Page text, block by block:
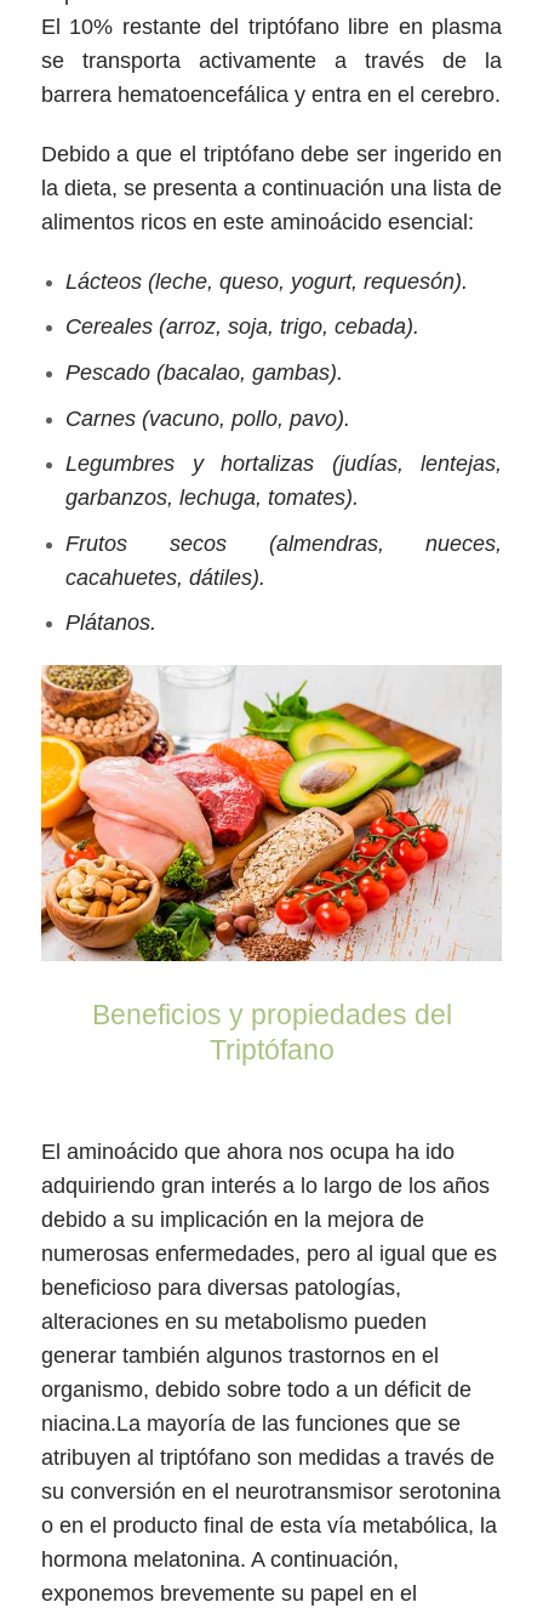
El 10% restante del triptófano libre en plasma
se transporta activamente a través de la
barrera hematoencefálica y entra en el cerebro.
Debido a que el triptófano debe ser ingerido en
la dieta, se presenta a continuación una lista de
alimentos ricos en este aminoácido esencial:
Lácteos (leche, queso, yogurt, requesón).
Cereales (arroz, soja, trigo, cebada).
Pescado (bacalao, gambas).
Carnes (vacuno, pollo, pavo).
Legumbres y hortalizas (judías, lentejas,
garbanzos, lechuga, tomates).
Frutos secos (almendras, nueces,
cacahuetes, dátiles).
Plátanos.
Beneficios y propiedades del
Triptófano
El aminoácido que ahora nos ocupa ha ido
adquiriendo gran interés a lo largo de los años
debido a su implicación en la mejora de
numerosas enfermedades, pero al igual que es
beneficioso para diversas patologías,
alteraciones en su metabolismo pueden
generar también algunos trastornos en el
organismo, debido sobre todo a un déficit de
niacina.La mayoría de las funciones que se
atribuyen al triptófano son medidas a través de
su conversión en el neurotransmisor serotonina
o en el producto final de esta vía metabólica, la
hormona melatonina. A continuación,
exponemos brevemente su papel en el